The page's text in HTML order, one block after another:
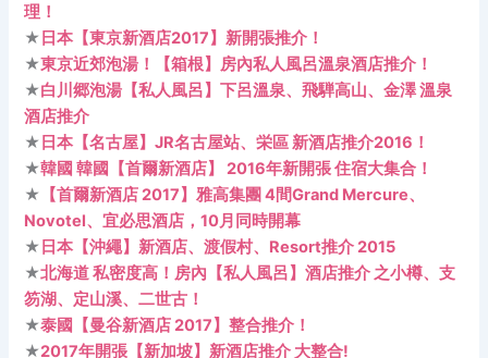
理！
★ 日本【東京新酒店2017】新開張推介！
★東京近郊泡湯！【箱根】房內私人風呂溫泉酒店推介！
★白川郷泡湯【私人風呂】下呂溫泉、飛騨高山、金澤 溫泉
酒店推介
★ 日本【名古屋】JR名古屋站、栄區 新酒店推介2016！
★韓國 韓國【首爾新酒店】 2016年新開張 住宿大集合！
★ 【首爾新酒店 2017】雅高集團 4間Grand Mercure、
Novotel、宜必思酒店，10月同時開幕
★ 日本【沖繩】新酒店、渡假村、Resort推介 2015
★北海道 私密度高！房內【私人風呂】酒店推介 之小樽、支
笏湖、定山溪、二世古！
★泰國【曼谷新酒店 2017】整合推介！
★2017年開張【新加坡】新酒店推介 大整合!